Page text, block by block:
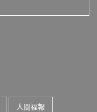
人間福報